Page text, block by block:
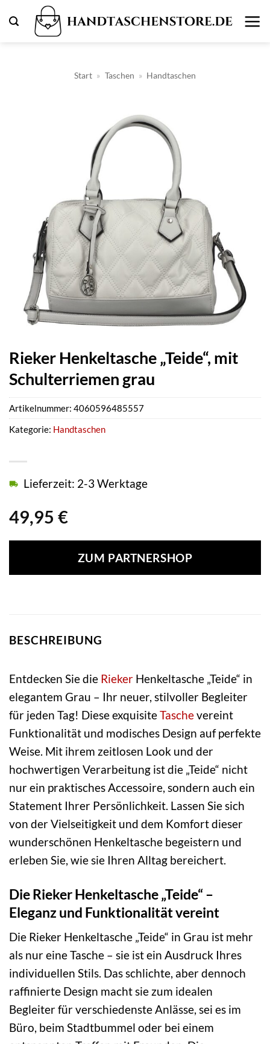
Inhalt
Start » Taschen » Handtaschen
Rieker Henkeltasche „Teide“, mit
Schulterriemen grau
49,95 €
Lieferzeit: 2-3 Werktage
ZUM PARTNERSHOP
Artikelnummer: 4060596485557
Kategorie: Handtaschen
BESCHREIBUNG
Entdecken Sie die Rieker Henkeltasche „Teide“ in
elegantem Grau – Ihr neuer, stilvoller Begleiter
für jeden Tag! Diese exquisiteTaschevereint
Funktionalität und modisches Design auf perfekte
Weise. Mit ihrem zeitlosen Look und der
hochwertigen Verarbeitung ist die „Teide“ nicht
nur ein praktisches Accessoire, sondern auch ein
Statement Ihrer Persönlichkeit. Lassen Sie sich
von der Vielseitigkeit und dem Komfort dieser
wunderschönen Henkeltasche begeistern und
erleben Sie, wie sie Ihren Alltag bereichert.
Die Rieker Henkeltasche „Teide“ –
Eleganz und Funktionalität vereint
Die Rieker Henkeltasche „Teide“ in Grau ist mehr
als nur eine Tasche – sie ist ein Ausdruck Ihres
individuellen Stils. Das schlichte, aber dennoch
raffinierte Design macht sie zum idealen
Begleiter für verschiedenste Anlässe, sei es im
Büro, beim Stadtbummel oder bei einem